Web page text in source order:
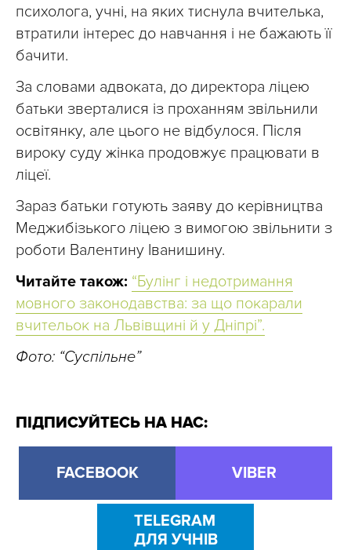
психолога, учні, на яких тиснула вчителька,
втратили інтерес до навчання і не бажають її
бачити.
За словами адвоката, до директора ліцею
батьки зверталися із проханням звільнили
освітянку, але цього не відбулося. Після
вироку суду жінка продовжує працювати в
ліцеї.
Зараз батьки готують заяву до керівництва
Меджибізького ліцею з вимогою звільнити з
роботи Валентину Іванишину.
Читайте також: “Булінг і недотримання
мовного законодавства: за що покарали
вчительок на Львівщині й у Дніпрі”.
Фото: “Суспільне”
ПІДПИСУЙТЕСЬ НА НАС:
FACEBOOK VIBER
TELEGRAM
ДЛЯ УЧНІВ